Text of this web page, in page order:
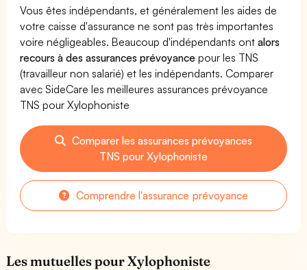
Vous êtes indépendants, et généralement les aides de
votre caisse d'assurance ne sont pas très importantes
voire négligeables. Beaucoup d'indépendants ontalors
recours à des assurances prévoyance pour les TNS
(travailleur non salarié) et les indépendants. Comparer
avec SideCare les meilleures assurances prévoyance
TNS pour Xylophoniste
Comparer les assurances prévoyances
TNS pour Xylophoniste
Comprendre l'assurance prévoyance
Les mutuelles pour Xylophoniste